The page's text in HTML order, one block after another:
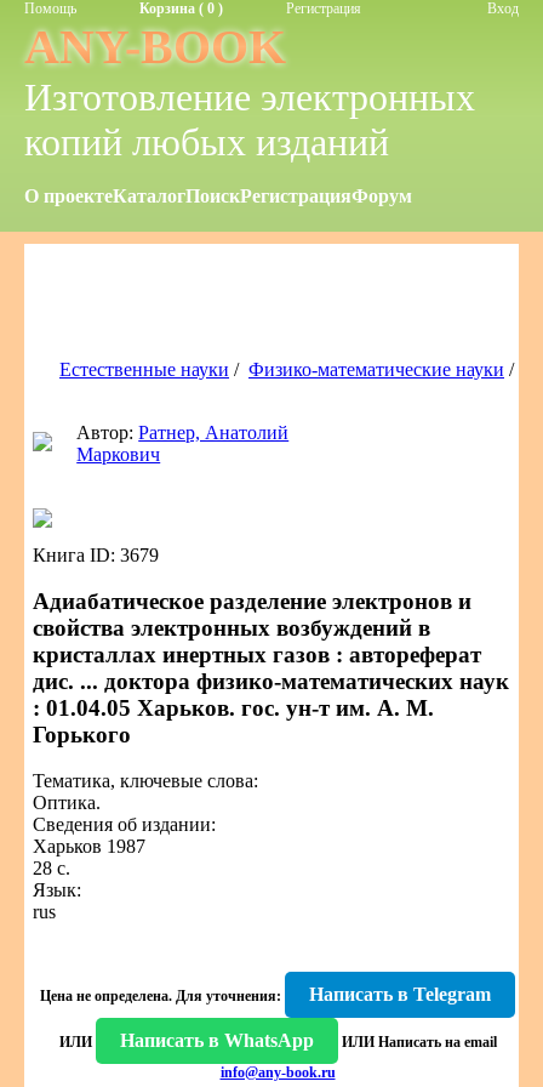
Помощь Корзина ( 0 ) Регистрация Вход
ANY-BOOK
Изготовление электронных
копий любых изданий
О проектеКаталогПоискРегистрацияФорум
Естественные науки / Физико-математические науки /
Автор:Ратнер, Анатолий
Маркович
Книга ID: 3679
Адиабатическое разделение электронов и
свойства электронных возбуждений в
кристаллах инертных газов : автореферат
дис. ... доктора физико-математических наук
: 01.04.05 Харьков. гос. ун-т им. А. М.
Горького
Тематика, ключевые слова:
Оптика.
Сведения об издании:
Харьков 1987
28 с.
Язык:
rus
Цена не определена. Для уточнения: Написать в Telegram
ИЛИ Написать в WhatsApp ИЛИ Написать на email
info@any-book.ru